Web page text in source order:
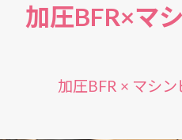
加圧BFR×マ
加圧BFR × マシ